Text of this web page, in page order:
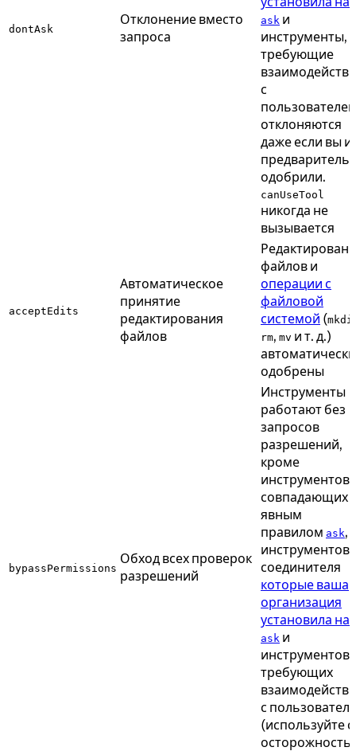
dontAsk
Отклонение вместо
запроса
ask и
инструменты,
требующие
с
отклоняются
даже если вы
одобрили.
canUseTool
никогда не
вызывается
acceptEdits
Автоматическое
принятие
редактирования
файлов
файлов и
операции с
файловой
системой (
rm, mv и т. д.)
автоматически
одобрены
bypassPermissions
Обход всех проверок
разрешений
Инструменты
работают без
запросов
разрешений,
кроме
инструментов,
совпадающих с
явным
правилом ask,
инструментов
соединителя
которые ваша
организация
установила на
ask и
инструментов,
требующих
с
(используйте с